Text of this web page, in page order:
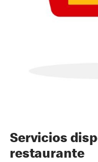
Servicios
restaurante